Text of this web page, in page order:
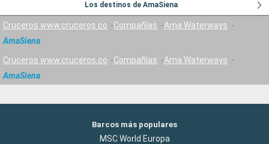
Los destinos de AmaSiena
Cruceros www.cruceros.co Compañías
Ama Waterways
AmaSiena
Cruceros www.cruceros.co Compañías
Ama Waterways
AmaSiena
Barcos más populares
MSC World Europa